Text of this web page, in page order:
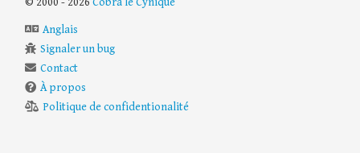
Anglais
Signaler un bug
Contact
À propos
Politique de confidentionalité